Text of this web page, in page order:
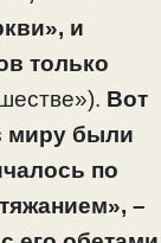
и
только
Вот
миру были
по
–